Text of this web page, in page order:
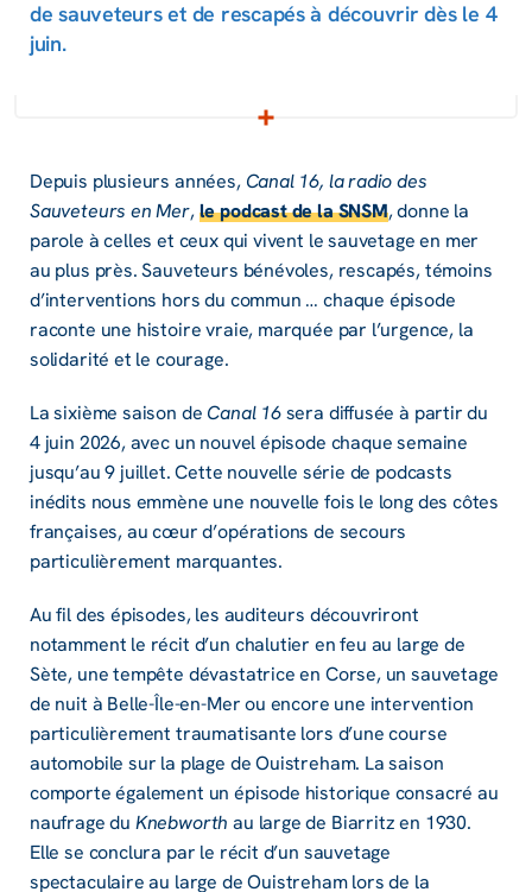
de sauveteurs et de rescapés à découvrir dès le 4
juin.
Depuis plusieurs années, Canal 16, la radio des
Sauveteurs en Mer, le podcast de la SNSM, donne la
parole à celles et ceux qui vivent le sauvetage en mer
au plus près. Sauveteurs bénévoles, rescapés, témoins
d’interventions hors du commun … chaque épisode
raconte une histoire vraie, marquée par l’urgence, la
solidarité et le courage.
La sixième saison de Canal 16sera diffusée à partir du
4 juin 2026, avec un nouvel épisode chaque semaine
jusqu’au 9 juillet. Cette nouvelle série de podcasts
inédits nous emmène une nouvelle fois le long des côtes
françaises, au cœur d’opérations de secours
particulièrement marquantes.
Au fil des épisodes, les auditeurs découvriront
notamment le récit d’un chalutier en feu au large de
Sète, une tempête dévastatrice en Corse, un sauvetage
de nuit à Belle-Île-en-Mer ou encore une intervention
particulièrement traumatisante lors d’une course
automobile sur la plage de Ouistreham. La saison
comporte également un épisode historique consacré au
naufrage du Knebworth au large de Biarritz en 1930.
Elle se conclura par le récit d’un sauvetage
spectaculaire au large de Ouistreham lors de la